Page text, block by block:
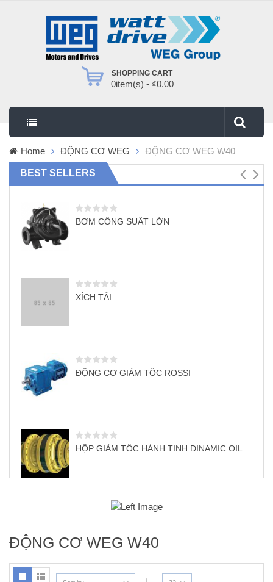
SHOPPING CART
0item(s) - ₫0.00
Home ĐỘNG CƠ WEG ĐỘNG CƠ WEG W40
BEST SELLERS
BƠM CÔNG SUẤT LỚN
XÍCH TẢI
ĐỘNG CƠ GIẢM TỐC ROSSI
HỘP GIẢM TỐC HÀNH TINH DINAMIC OIL
ĐỘNG CƠ WEG W40